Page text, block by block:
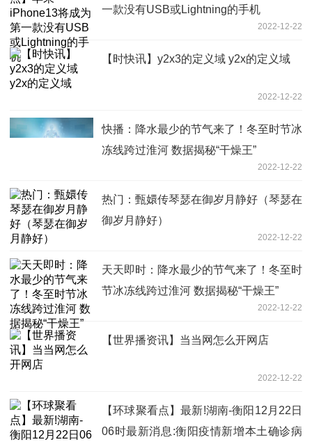
一款没有USB或Lightning的手机
2022-12-22
【时快讯】y2x3的定义域 y2x的定义域
2022-12-22
快播：降水最少的节气来了！冬至时节冰
冻线跨过淮河 数据揭秘“干燥王”
2022-12-22
热门：甄嬛传琴瑟在御岁月静好（琴瑟在
御岁月静好）
2022-12-22
天天即时：降水最少的节气来了！冬至时
节冰冻线跨过淮河 数据揭秘“干燥王”
2022-12-22
【世界播资讯】当当网怎么开网店
2022-12-22
【环球聚看点】最新!湖南-衡阳12月22日
06时最新消息:衡阳疫情新增本土确诊病